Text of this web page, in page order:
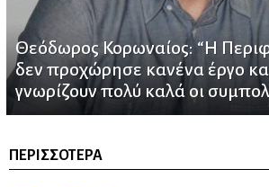
Θεόδωρος Κορωναίος: “Η
δεν προχώρησε κανένα έργο
γνωρίζουν πολύ καλά οι
ΠΕΡΙΣΣΌΤΕΡΑ